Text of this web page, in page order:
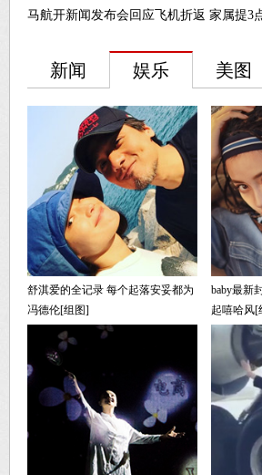
马航开新闻发布会回应飞机折返 家属提3